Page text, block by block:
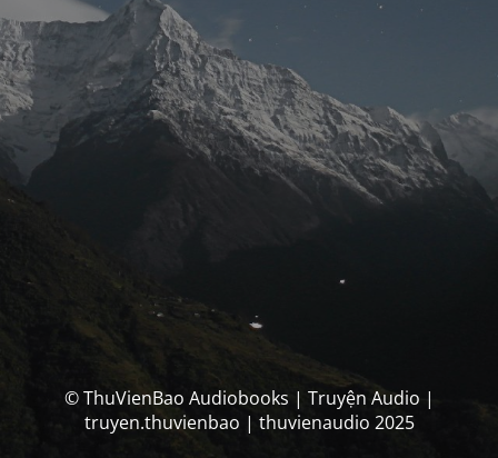
© ThuVienBao Audiobooks | Truyện Audio |
truyen.thuvienbao | thuvienaudio 2025